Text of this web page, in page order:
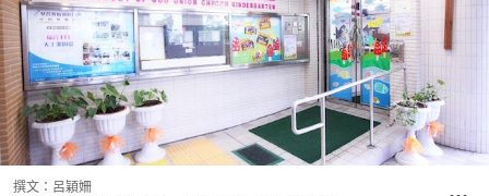
撰文： 呂穎姍